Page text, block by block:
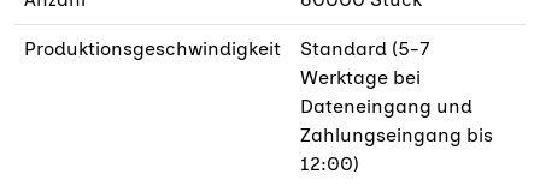
Produktionsgeschwindigkeit
Standard (5-7
Werktage bei
Dateneingang und
Zahlungseingang bis
12:00)